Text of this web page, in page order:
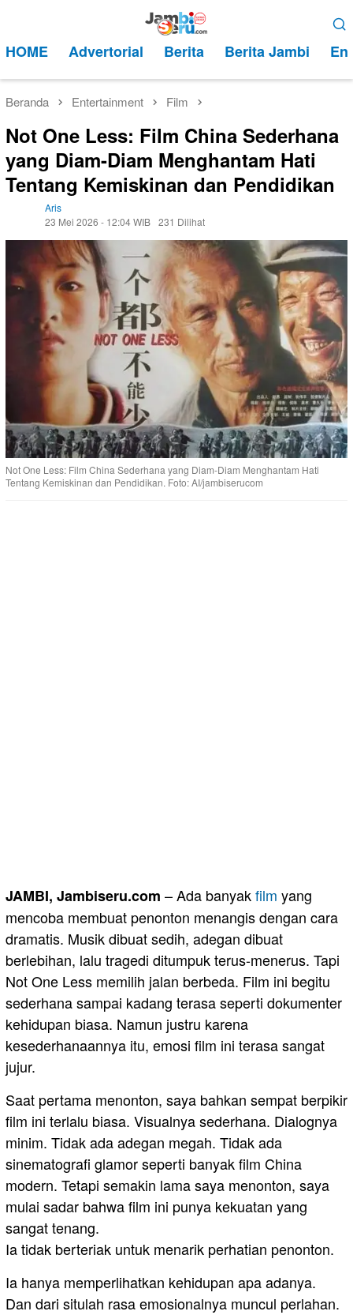
kontenMobile
HOME Advertorial Berita Berita Jambi
Beranda Entertainment Film
Not One Less: Film China Sederhana
yang Diam-Diam Menghantam Hati
Tentang Kemiskinan dan Pendidikan
Aris
23 Mei 2026 - 12:04 WIB 231 Dilihat
Not One Less: Film China Sederhana yang Diam-Diam Menghantam Hati
Tentang Kemiskinan dan Pendidikan. Foto: AI/jambiserucom
JAMBI, Jambiseru.com – Ada banyakfilm yang
mencoba membuat penonton menangis dengan cara
dramatis. Musik dibuat sedih, adegan dibuat
berlebihan, lalu tragedi ditumpuk terus-menerus. Tapi
Not One Less memilih jalan berbeda. Film ini begitu
sederhana sampai kadang terasa seperti dokumenter
kehidupan biasa. Namun justru karena
kesederhanaannya itu, emosi film ini terasa sangat
jujur.
Saat pertama menonton, saya bahkan sempat berpikir
film ini terlalu biasa. Visualnya sederhana. Dialognya
minim. Tidak ada adegan megah. Tidak ada
sinematografi glamor seperti banyak film China
modern. Tetapi semakin lama saya menonton, saya
mulai sadar bahwa film ini punya kekuatan yang
sangat tenang.
Ia tidak berteriak untuk menarik perhatian penonton.
Ia hanya memperlihatkan kehidupan apa adanya.
Dan dari situlah rasa emosionalnya muncul perlahan.